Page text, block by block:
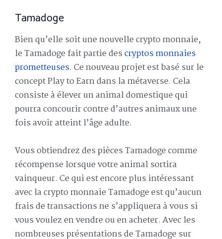
Tamadoge
Bien qu’elle soit une nouvelle crypto monnaie,
le Tamadoge fait partie descryptos monnaies
prometteuses. Ce nouveau projet est basé sur le
concept Play to Earn dans la métaverse. Cela
consiste à élever un animal domestique qui
pourra concourir contre d’autres animaux une
fois avoir atteint l’âge adulte.
Vous obtiendrez des pièces Tamadoge comme
récompense lorsque votre animal sortira
vainqueur. Ce qui est encore plus intéressant
avec la crypto monnaie Tamadoge est qu’aucun
frais de transactions ne s’appliquera à vous si
vous voulez en vendre ou en acheter. Avec les
nombreuses présentations de Tamadoge sur